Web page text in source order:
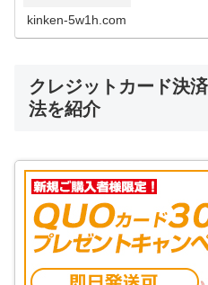
た。今回は家電
kinken-5w1h.com
クレジットカード決
法を紹介